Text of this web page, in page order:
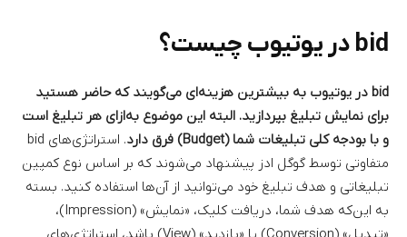
bid در یوتیوب چیست؟
bid در یوتیوب به بیشترین هزینه‌ای می‌گویند که حاضر هستید
برای نمایش تبلیغ بپردازید. البته این موضوع به‌ازای هر تبلیغ است
و با بودجه کلی تبلیغات شما (Budget) فرق دارد
. استراتژی‌های bid
متفاوتی توسط گوگل ادز پیشنهاد می‌شوند که بر اساس نوع کمپین
تبلیغاتی و هدف تبلیغ خود می‌توانید از آن‌ها استفاده کنید. بسته
به این‌که هدف شما، دریافت کلیک، «نمایش»‌ (Impression)،